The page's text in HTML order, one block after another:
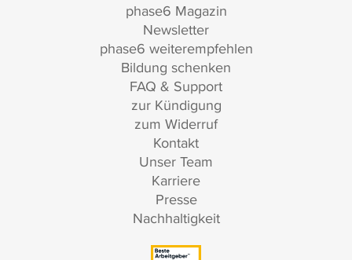
phase6 Magazin
Newsletter
phase6 weiterempfehlen
Bildung schenken
FAQ & Support
zur Kündigung
zum Widerruf
Kontakt
Unser Team
Karriere
Presse
Nachhaltigkeit